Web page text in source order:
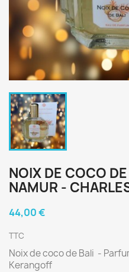
NOIX DE COCO
NAMUR -
44,00 €
TTC
Noix de coco de Bali -
Kerangoff